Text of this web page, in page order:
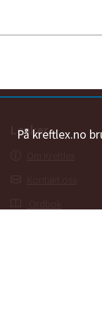
På kreftlex.no
Lenker